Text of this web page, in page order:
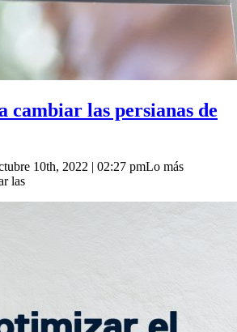
cambiar las persianas de
10th, 2022 | 02:27 pmLo más
las